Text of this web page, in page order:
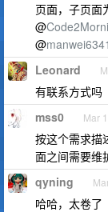
页面，子页面
@
@manwei6341
Leonard
有联系方式吗
mss0 Mar
按这个需求描
面之间需要维
qyning
哈哈，太卷了